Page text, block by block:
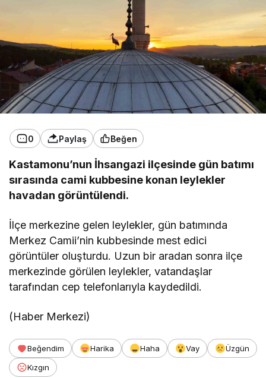
0 Paylaş Beğen
Kastamonu’nun İhsangazi ilçesinde gün batımı
sırasında cami kubbesine konan leylekler
havadan görüntülendi.
İlçe merkezine gelen leylekler, gün batımında
Merkez Camii’nin kubbesinde mest edici
görüntüler oluşturdu. Uzun bir aradan sonra ilçe
merkezinde görülen leylekler, vatandaşlar
tarafından cep telefonlarıyla kaydedildi.
(Haber Merkezi)
Beğendim Harika Haha Vay
Üzgün
Kızgın